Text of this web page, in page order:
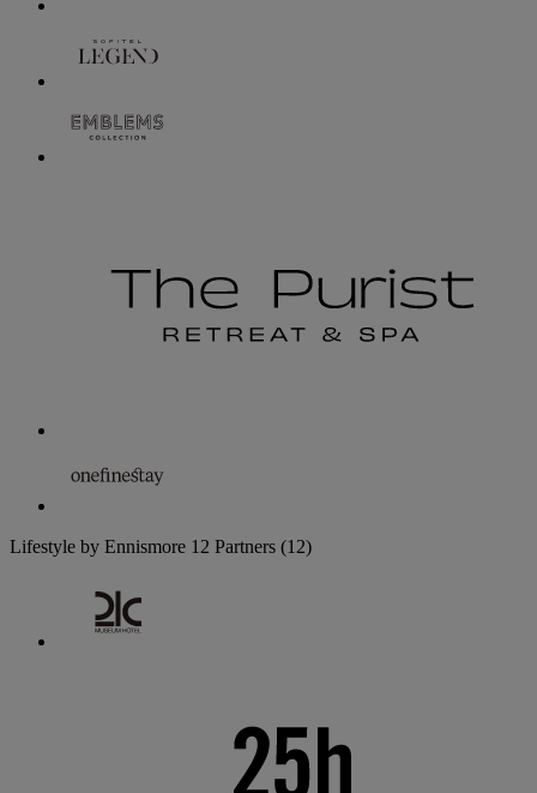
Lifestyle by Ennismore 12 Partners (12)